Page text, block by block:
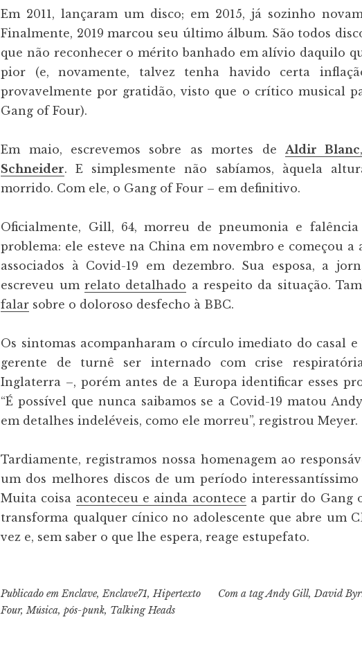
Em 2011, lançaram um disco; em 2015, já sozinho
Finalmente, 2019 marcou seu último álbum. São todos
que não reconhecer o mérito banhado em alívio daquilo
pior (e, novamente, talvez tenha havido certa
provavelmente por gratidão, visto que o crítico musical
Gang of Four).
Em maio, escrevemos sobre as mortes de Aldir Blanc
Schneider. E simplesmente não sabíamos, àquela
morrido. Com ele, o Gang of Four – em definitivo.
Oficialmente, Gill, 64, morreu de pneumonia e
problema: ele esteve na China em novembro e começou a
associados à Covid-19 em dezembro. Sua esposa, a
escreveu um relato detalhado a respeito da situação.
falar sobre o doloroso desfecho à BBC.
Os sintomas acompanharam o círculo imediato do casal
gerente de turnê ser internado com crise
Inglaterra –, porém antes de a Europa identificar esses
“É possível que nunca saibamos se a Covid-19 matou
em detalhes indeléveis, como ele morreu”, registrou Meyer.
Tardiamente, registramos nossa homenagem ao
um dos melhores discos de um período
Muita coisa aconteceu e ainda acontece a partir do Gang
transforma qualquer cínico no adolescente que abre um
vez e, sem saber o que lhe espera, reage estupefato.
Publicado emEnclave,Enclave71,Hipertexto Com a tagAndy Gill,David
Four,Música,pós-punk, Talking Heads